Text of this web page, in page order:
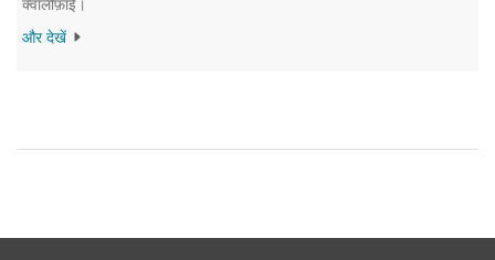
क्वालीफ़ाई।
और देखें